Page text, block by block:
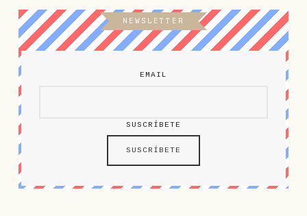
NEWSLETTER
EMAIL
SUSCRÍBETE